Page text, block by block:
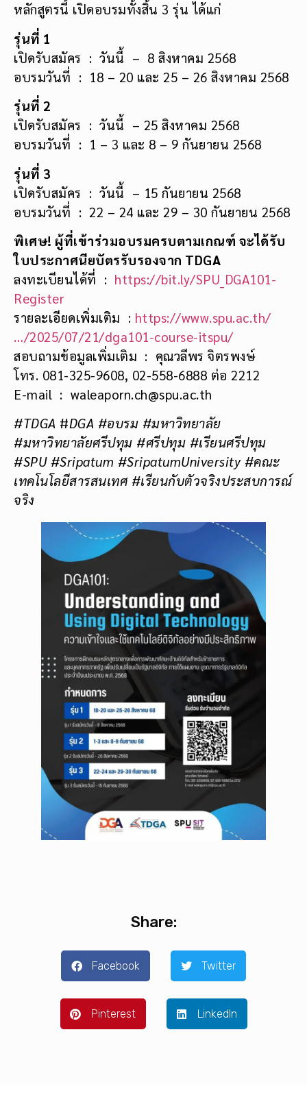
หลักสูตรนี้ เปิดอบรมทั้งสิ้น 3 รุ่น ได้แก่
รุ่นที่ 1
เปิดรับสมัคร : วันนี้ – 8 สิงหาคม 2568
อบรมวันที่ : 18 – 20 และ 25 – 26 สิงหาคม 2568
รุ่นที่ 2
เปิดรับสมัคร : วันนี้ – 25 สิงหาคม 2568
อบรมวันที่ : 1 – 3 และ 8 – 9 กันยายน 2568
รุ่นที่ 3
เปิดรับสมัคร : วันนี้ – 15 กันยายน 2568
อบรมวันที่ : 22 – 24 และ 29 – 30 กันยายน 2568
พิเศษ! ผู้ที่เข้าร่วมอบรมครบตามเกณฑ์ จะได้รับ
ใบประกาศนียบัตรรับรองจาก TDGA
ลงทะเบียนได้ที่ : https://bit.ly/SPU_DGA101-
Register
รายละเอียดเพิ่มเติม : https://www.spu.ac.th/
…/2025/07/21/dga101-course-itspu/
สอบถามข้อมูลเพิ่มเติม : คุณวลีพร จิตรพงษ์
โทร. 081-325-9608, 02-558-6888 ต่อ 2212
E-mail : waleaporn.ch@spu.ac.th
#TDGA #DGA #อบรม #มหาวิทยาลัย
#มหาวิทยาลัยศรีปทุม #ศรีปทุม #เรียนศรีปทุม
#SPU #Sripatum #SripatumUniversity #คณะ
เทคโนโลยีสารสนเทศ #เรียนกับตัวจริงประสบการณ์
จริง
Share:
Facebook Twitter
Pinterest LinkedIn